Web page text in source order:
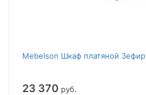
Mebelson Шкаф платяной Зефир
23 370 руб.